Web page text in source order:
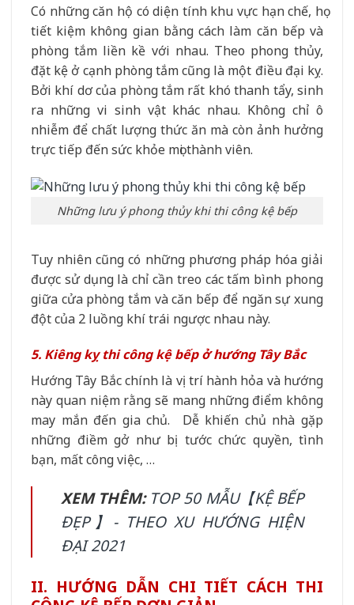
Có những căn hộ có diện tính khu vực hạn chế, họ
tiết kiệm không gian bằng cách làm căn bếp và
phòng tắm liền kề với nhau. Theo phong thủy,
đặt kệ ở cạnh phòng tắm cũng là một điều đại kỵ.
Bởi khí dơ của phòng tắm rất khó thanh tẩy, sinh
ra những vi sinh vật khác nhau. Không chỉ ô
nhiễm để chất lượng thức ăn mà còn ảnh hưởng
trực tiếp đến sức khỏe mọi thành viên.
Những lưu ý phong thủy khi thi công kệ bếp
Tuy nhiên cũng có những phương pháp hóa giải
được sử dụng là chỉ cần treo các tấm bình phong
giữa cửa phòng tắm và căn bếp để ngăn sự xung
đột của 2 luồng khí trái ngược nhau này.
5. Kiêng kỵ thi công kệ bếp ở hướng Tây Bắc
Hướng Tây Bắc chính là vị trí hành hỏa và hướng
này quan niệm rằng sẽ mang những điểm không
may mắn đến gia chủ. Dễ khiến chủ nhà gặp
những điềm gở như bị tước chức quyền, tình
bạn, mất công việc, …
XEM THÊM: TOP 50 MẪU【KỆ BẾP
ĐẸP】- THEO XU HƯỚNG HIỆN
ĐẠI 2021
II. HƯỚNG DẪN CHI TIẾT CÁCH THI